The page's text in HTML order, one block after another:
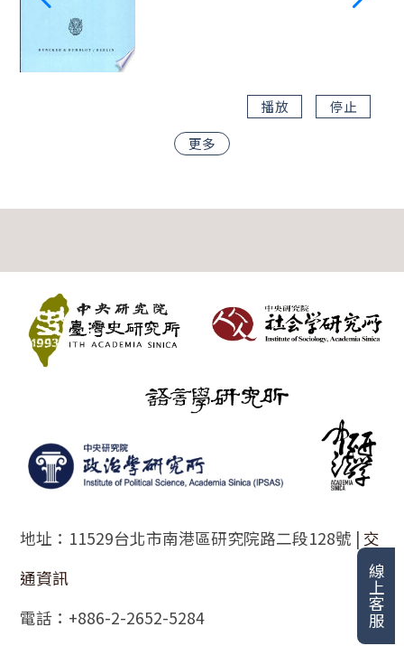
停止
播放
更多
線上客服
地址：11529台北市南港區研究院路二段128號 | 交
通資訊
電話：+886-2-2652-5284